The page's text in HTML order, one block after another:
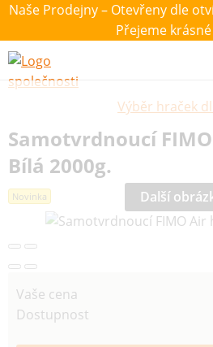
Naše Prodejny – Otevřeny dle
Přejeme
Výběr hraček
Samotvrdnoucí
Bílá 2000g.
Novinka Další
Vaše cena
Dostupnost